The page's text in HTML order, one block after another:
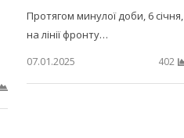
Протягом минулої доби, 6 січня,
на лінії фронту…
07.01.2025
402